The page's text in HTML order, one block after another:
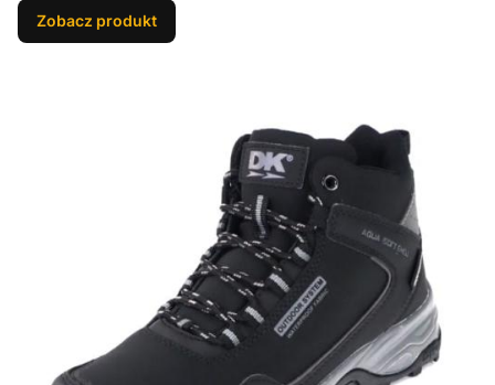
Zobacz produkt